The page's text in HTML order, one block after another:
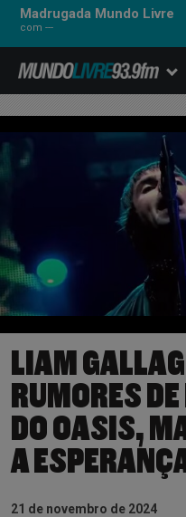
Madrugada Mundo Livre
com ---
LIAM
RUMORES
DO OASIS,
A
21 de novembro de 2024